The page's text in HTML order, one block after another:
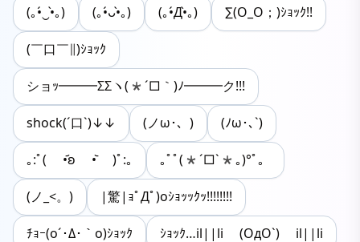
(｡•́‿•̀｡) (｡•́ᴗ•̀｡) (｡•́Д•̀｡) ∑(O_O；)ｼｮｯｸ!!
(￣口￣∥)ｼｮｯｸ
ショｯ━━━ΣΣヽ(*´□｀)ﾉ━━━ク!!!
shock(´口`)↓↓ (ノω･、) (ﾉω･､`)
｡:ﾟ( •᷄ʚ •᷅ )ﾟ:｡ ｡ﾟﾟ(*´□`*｡)°ﾟ。
(ノ_<。) |驚|ｮﾟДﾟ)oｼｮｯｯｸｯ!!!!!!!!
ﾁｮｰ(o´･Δ･｀o)ｼｮｯｸ ｼｮｯｸ…il||li (OдO`) il||li